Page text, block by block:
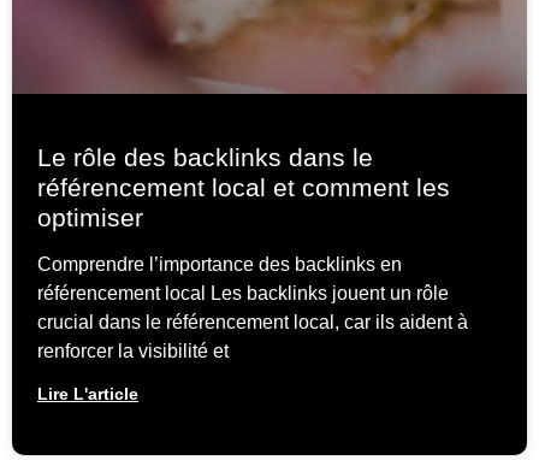
Le rôle des backlinks dans le
référencement local et comment les
optimiser
Comprendre l’importance des backlinks en
référencement local Les backlinks jouent un rôle
crucial dans le référencement local, car ils aident à
renforcer la visibilité et
Lire L'article